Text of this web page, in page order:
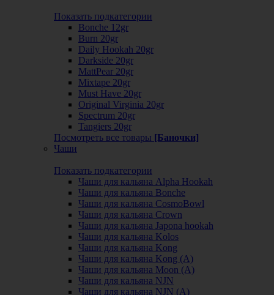
Показать подкатегории
Bonche 12gr
Burn 20gr
Daily Hookah 20gr
Darkside 20gr
MattPear 20gr
Mixtape 20gr
Must Have 20gr
Original Virginia 20gr
Spectrum 20gr
Tangiers 20gr
Посмотреть все товары [Баночки]
Чаши
Показать подкатегории
Чаши для кальяна Alpha Hookah
Чаши для кальяна Bonche
Чаши для кальяна CosmoBowl
Чаши для кальяна Crown
Чаши для кальяна Japona hookah
Чаши для кальяна Kolos
Чаши для кальяна Kong
Чаши для кальяна Kong (A)
Чаши для кальяна Moon (А)
Чаши для кальяна NJN
Чаши для кальяна NJN (А)